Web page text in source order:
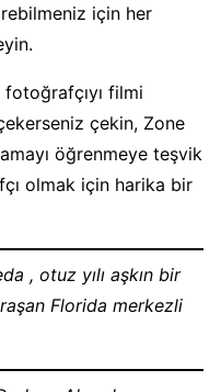
için her
filmi
çekin, Zone
öğrenmeye teşvik
olmak için harika bir
, otuz yılı aşkın bir
Florida merkezli